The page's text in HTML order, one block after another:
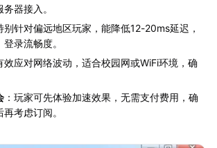
器接入。
别针对偏远地区玩家，能降低12-20ms延迟，
录流畅度。
效应对网络波动，适合校园网或WiFi环境，确
：玩家可先体验加速效果，无需支付费用，确
考虑订阅。